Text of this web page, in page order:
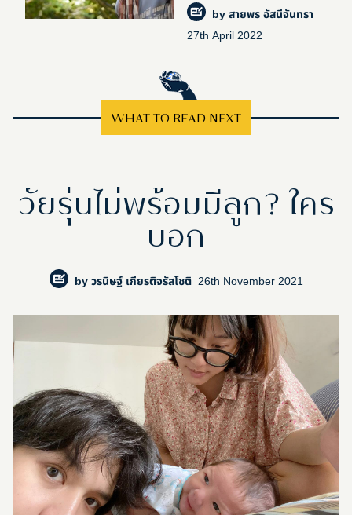
หรือระดับชาติถึงเป็นการ
ตัดสินใจของคนเมือง และ
เหลือไว้เพียงความรู้สึกตก
byสายพร อัสนีจันทรา
27th April 2022
WHAT TO READ NEXT
วัยรุ่นไม่พร้อมมีลูก? ใคร
บอก
byวรนิษฐ์ เกียรติจรัสโชติ 26th November 2021